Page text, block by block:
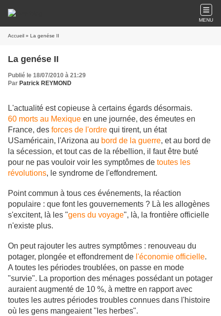
MENU
Accueil » La genése II
La genése II
Publié le 18/07/2010 à 21:29
Par Patrick REYMOND
L'actualité est copieuse à certains égards désormais.
60 morts au Mexique en une journée, des émeutes en
France, des forces de l'ordre qui tirent, un état
USaméricain, l'Arizona au bord de la guerre, et au bord de
la sécession, et tout cas de la rébellion, il faut être buté
pour ne pas vouloir voir les symptômes de toutes les
révolutions, le syndrome de l'effondrement.
Point commun à tous ces événements, la réaction
populaire : que font les gouvernements ? Là les allogènes
s'excitent, là les "gens du voyage", là, la frontière officielle
n'existe plus.
On peut rajouter les autres symptômes : renouveau du
potager, plongée et effondrement de l'économie officielle.
A toutes les périodes troublées, on passe en mode
"survie". La proportion des ménages possédant un potager
auraient augmenté de 10 %, à mettre en rapport avec
toutes les autres périodes troubles connues dans l'histoire
où les gens mangeaient "les herbes".